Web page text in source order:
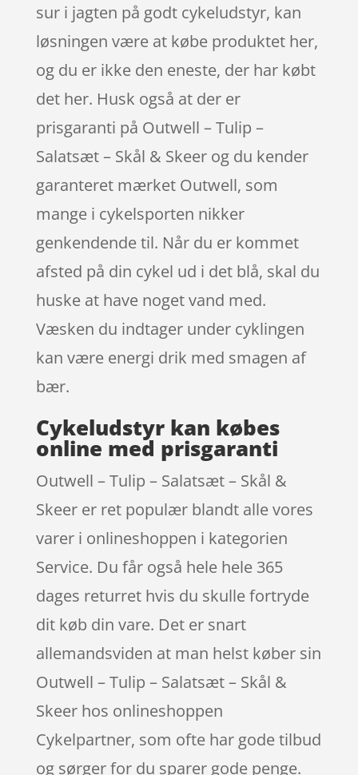
sur i jagten på godt cykeludstyr, kan
løsningen være at købe produktet her,
og du er ikke den eneste, der har købt
det her. Husk også at der er
prisgaranti på Outwell – Tulip –
Salatsæt – Skål & Skeer og du kender
garanteret mærket Outwell, som
mange i cykelsporten nikker
genkendende til. Når du er kommet
afsted på din cykel ud i det blå, skal du
huske at have noget vand med.
Væsken du indtager under cyklingen
kan være energi drik med smagen af
bær.
Cykeludstyr kan købes
online med prisgaranti
Outwell – Tulip – Salatsæt – Skål &
Skeer er ret populær blandt alle vores
varer i onlineshoppen i kategorien
Service. Du får også hele hele 365
dages returret hvis du skulle fortryde
dit køb din vare. Det er snart
allemandsviden at man helst køber sin
Outwell – Tulip – Salatsæt – Skål &
Skeer hos onlineshoppen
Cykelpartner, som ofte har gode tilbud
og sørger for du sparer gode penge.